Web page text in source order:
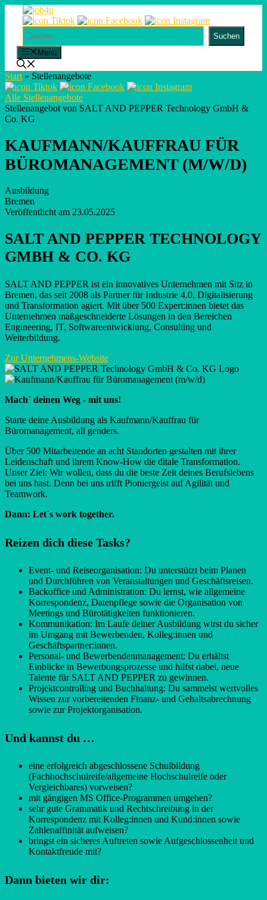
contentSuchen
Suchen
Menü
Start » Stellenangebote
Alle Stellenangebote
Stellenangebot von SALT AND PEPPER Technology GmbH &
Co. KG
KAUFMANN/KAUFFRAU FÜR
BÜROMANAGEMENT (M/W/D)
Ausbildung
Bremen
Veröffentlicht am 23.05.2025
SALT AND PEPPER TECHNOLOGY
GMBH & CO. KG
SALT AND PEPPER ist ein innovatives Unternehmen mit Sitz in
Bremen, das seit 2008 als Partner für Industrie 4.0, Digitalisierung
und Transformation agiert. Mit über 500 Expert:innen bietet das
Unternehmen maßgeschneiderte Lösungen in den Bereichen
Engineering, IT, Softwareentwicklung, Consulting und
Weiterbildung.
Zur Unternehmens-Website
Mach´ deinen Weg - mit uns!
Starte deine Ausbildung als Kaufmann/Kauffrau für
Büromanagement, all genders.
Über 500 Mitarbeitende an acht Standorten gestalten mit ihrer
Leidenschaft und ihrem Know-How die ditale Transformation.
Unser Ziel: Wir wollen, dass du die beste Zeit deines Berufslebens
bei uns hast. Denn bei uns trifft Pioniergeist auf Agilität und
Teamwork.
Dann: Let´s work together.
Reizen dich diese Tasks?
Event- und Reiseorganisation: Du unterstützt beim Planen
und Durchführen von Veranstaltungen und Geschäftsreisen.
Backoffice und Administration: Du lernst, wie allgemeine
Korrespondenz, Datenpflege sowie die Organisation von
Meetings und Bürotätigkeiten funktionieren.
Kommunikation: Im Laufe deiner Ausbildung wirst du sicher
im Umgang mit Bewerbenden, Kolleg:innen und
Geschäftspartner:innen.
Personal- und Bewerbendenmanagement: Du erhältst
Einblicke in Bewerbungsprozesse und hilfst dabei, neue
Talente für SALT AND PEPPER zu gewinnen.
Projektcontrolling und Buchhaltung: Du sammelst wertvolles
Wissen zur vorbereitenden Finanz- und Gehaltsabrechnung
sowie zur Projektorganisation.
Und kannst du …
eine erfolgreich abgeschlossene Schulbildung
(Fachhochschulreife/allgemeine Hochschulreife oder
Vergleichbares) vorweisen?
mit gängigen MS Office-Programmen umgehen?
sehr gute Grammatik und Rechtschreibung in der
Korrespondenz mit Kolleg:innen und Kund:innen sowie
Zahlenaffinität aufweisen?
bringst ein sicheres Auftreten sowie Aufgeschlossenheit und
Kontaktfreude mit?
Dann bieten wir dir: